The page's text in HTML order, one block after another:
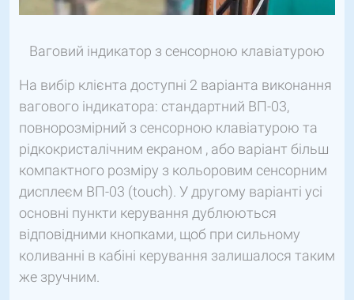
Ваговий індикатор з сенсорною клавіатурою
На вибір клієнта доступні 2 варіанта виконання
вагового індикатора: стандартний ВП-03,
повнорозмірний з сенсорною клавіатурою та
рідкокристалічним екраном , або варіант більш
компактного розміру з кольоровим сенсорним
дисплеєм ВП-03 (touch). У другому варіанті усі
основні пункти керування дублюються
відповідними кнопками, щоб при сильному
коливанні в кабіні керування залишалося таким
же зручним.